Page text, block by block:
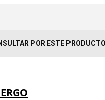
POR ESTE PRODUCTO